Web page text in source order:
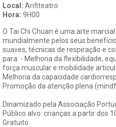
Local: Anfiteatro
Hora: 9H00
O Tai Chi Chuan é uma arte
mundialmente pelos seus
suaves, técnicas de respiração e
para: - Melhoria da flexibilidade,
força muscular e mobilidade
Melhoria da capacidade
Promoção da atenção plena
Dinamizado pela Associação
Público alvo: crianças a partir dos
Gratuito.